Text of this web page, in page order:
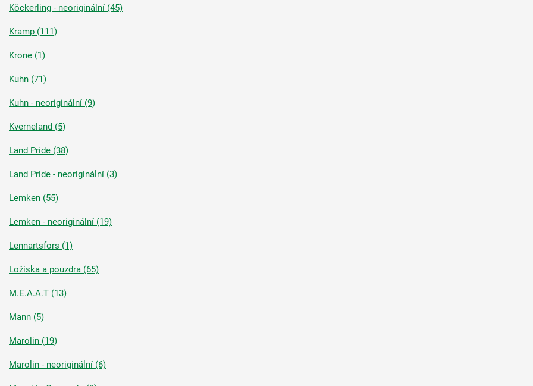
Köckerling - neoriginální (45)
Kramp (111)
Krone (1)
Kuhn (71)
Kuhn - neoriginální (9)
Kverneland (5)
Land Pride (38)
Land Pride - neoriginální (3)
Lemken (55)
Lemken - neoriginální (19)
Lennartsfors (1)
Ložiska a pouzdra (65)
M.E.A.A.T (13)
Mann (5)
Marolin (19)
Marolin - neoriginální (6)